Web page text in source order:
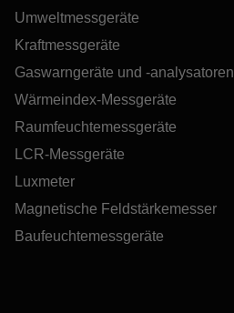
Umweltmessgeräte
Kraftmessgeräte
Gaswarngeräte und -analysatoren
Wärmeindex-Messgeräte
Raumfeuchtemessgeräte
LCR-Messgeräte
Luxmeter
Magnetische Feldstärkemesser
Baufeuchtemessgeräte